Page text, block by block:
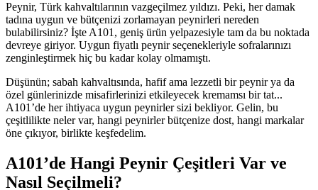
Peynir, Türk kahvaltılarının vazgeçilmez yıldızı. Peki, her damak
tadına uygun ve bütçenizi zorlamayan peynirleri nereden
bulabilirsiniz? İşte A101, geniş ürün yelpazesiyle tam da bu noktada
devreye giriyor. Uygun fiyatlı peynir seçenekleriyle sofralarınızı
zenginleştirmek hiç bu kadar kolay olmamıştı.
Düşünün; sabah kahvaltısında, hafif ama lezzetli bir peynir ya da
özel günlerinizde misafirlerinizi etkileyecek kremamsı bir tat...
A101’de her ihtiyaca uygun peynirler sizi bekliyor. Gelin, bu
çeşitlilikte neler var, hangi peynirler bütçenize dost, hangi markalar
öne çıkıyor, birlikte keşfedelim.
A101’de Hangi Peynir Çeşitleri Var ve
Nasıl Seçilmeli?